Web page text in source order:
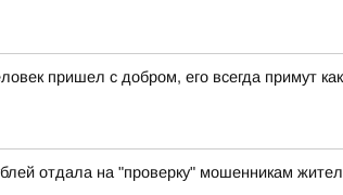
пришел с добром, его всегда примут
отдала на "проверку" мошенникам